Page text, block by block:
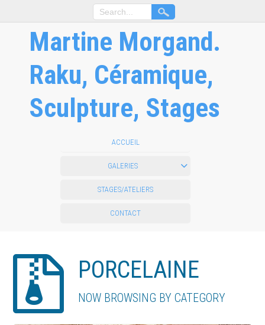
Martine Morgand.
Raku, Céramique,
Sculpture, Stages
ACCUEIL
GALERIES
STAGES/ATELIERS
CONTACT
PORCELAINE
NOW BROWSING BY CATEGORY